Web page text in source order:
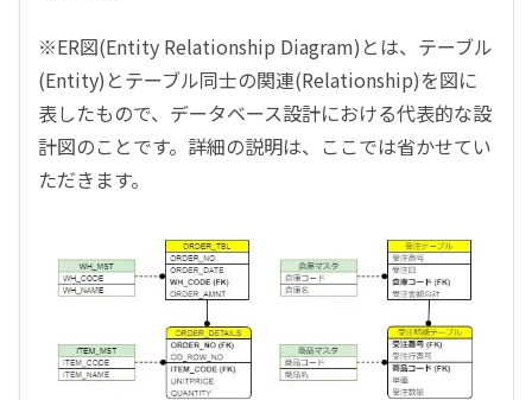
※ER図(Entity Relationship Diagram)とは、テーブル
(Entity)とテーブル同士の関連(Relationship)を図に
表したもので、データベース設計における代表的な設
計図のことです。詳細の説明は、ここでは省かせてい
ただきます。